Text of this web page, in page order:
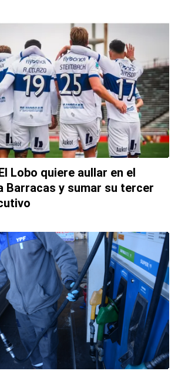
Lobo quiere aullar en el
Barracas y sumar su tercer